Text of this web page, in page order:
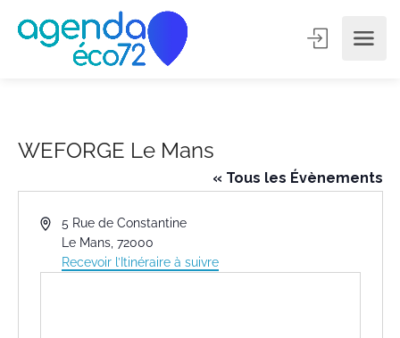
WEFORGE Le Mans
« Tous les Évènements
Adresse5 Rue de Constantine
Le Mans 72000
Recevoir l’Itinéraire à suivre